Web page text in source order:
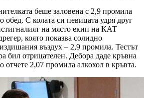
беше заловена с 2,9 промила
обед. С колата си певицата удря друг
на място екип на КАТ
която показва солидно
въздух – 2,9 промила. Тестът
бил отрицателен. Дебора даде кръвна
отчете 2,07 промила алкохол в кръвта.